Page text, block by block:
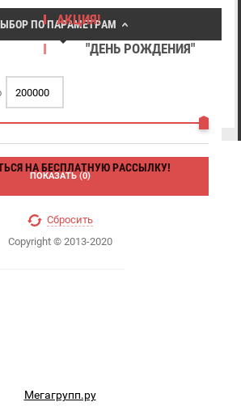
ПО ПАРАМЕТРАМ
ПОКАЗАТЬ (0)
Сбросить
АКЦИЯ!
"ДЕНЬ РОЖДЕНИЯ"
НА БЕСПЛАТНУЮ РАССЫЛКУ!
ПОДПИСАТЬСЯ
Copyright © 2013-2020
Мегагрупп.ру